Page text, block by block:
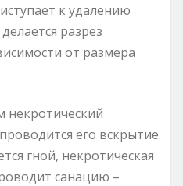
к удалению
разрез
от размера
его вскрытие.
гной, некротическая
санацию –